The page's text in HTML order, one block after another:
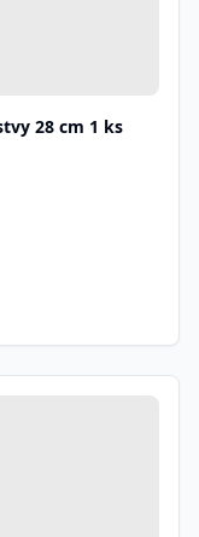
28 cm 1 ks